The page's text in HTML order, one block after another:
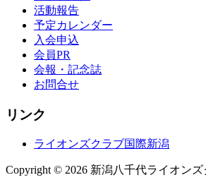
活動報告
予定カレンダー
入会申込
会員PR
会報・記念誌
お問合せ
リンク
ライオンズクラブ国際新潟
Copyright © 2026 新潟八千代ライオンズ